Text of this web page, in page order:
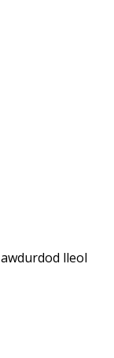
awdurdod lleol